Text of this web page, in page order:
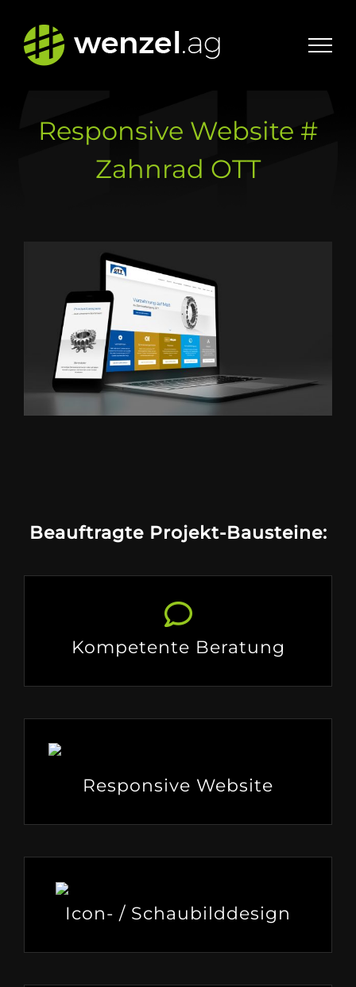
Inhalt
springen
Responsive Website #
Zahnrad OTT
Beauftragte Projekt-Bausteine:
Kompetente Beratung
Responsive Website
Icon- / Schaubilddesign